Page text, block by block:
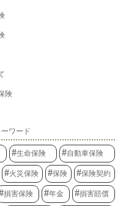
険
ーワード
生命保険 自動車保険
火災保険 保険 保険契約
損害保険 年金 損害賠償